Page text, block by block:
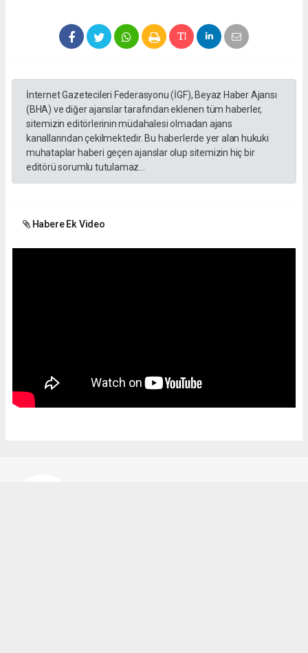
İnternet Gazetecileri Federasyonu (İGF), Beyaz Haber Ajansı
(BHA) ve diğer ajanslar tarafından eklenen tüm haberler,
sitemizin editörlerinin müdahalesi olmadan ajans
kanallarından çekilmektedir. Bu haberlerde yer alan hukuki
muhataplar haberi geçen ajanslar olup sitemizin hiç bir
editörü sorumlu tutulamaz...
Habere Ek Video